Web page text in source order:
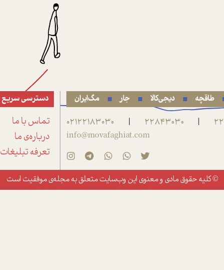
طاقچه دیجی‌کالا جار مگ‌ایران
|
22843030
|
02122183030
info@movafaghiat.com
دسترسی سریع
تماس با ما
درباره‌ی ما
تعرفه تبلیغات
© کلیه حقوق مادی و معنوی این وب‌سایت متعلق بهمجله‌ی موفقیتاست